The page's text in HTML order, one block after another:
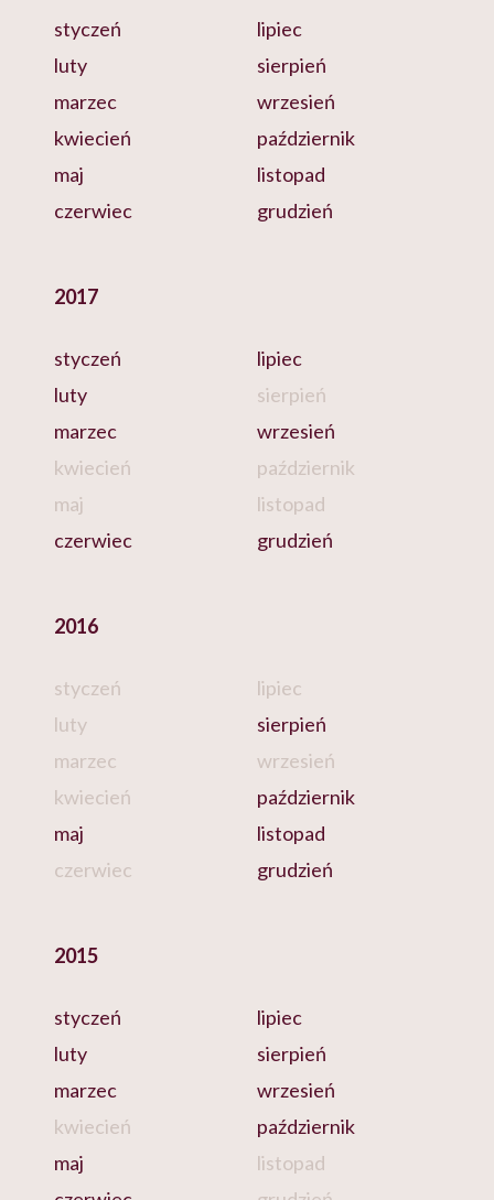
styczeń
luty
marzec
kwiecień
maj
czerwiec
lipiec
sierpień
wrzesień
październik
listopad
grudzień
2017
styczeń
luty
marzec
kwiecień
maj
czerwiec
lipiec
sierpień
wrzesień
październik
listopad
grudzień
2016
styczeń
luty
marzec
kwiecień
maj
czerwiec
lipiec
sierpień
wrzesień
październik
listopad
grudzień
2015
styczeń
luty
marzec
kwiecień
maj
lipiec
sierpień
wrzesień
październik
listopad